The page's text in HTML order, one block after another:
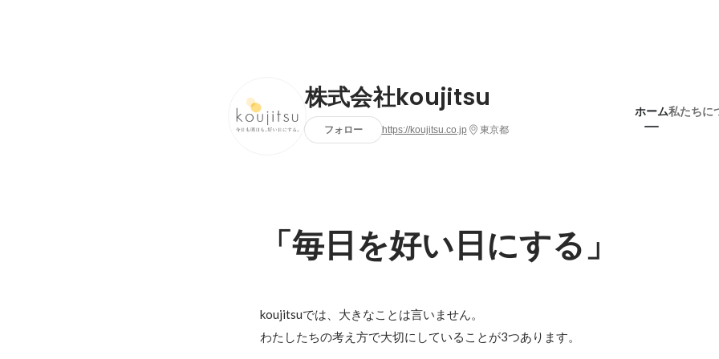
株式会社koujitsu
フォロー https://koujitsu.co.jp 東京都
ホーム私たちに
「毎日を好い日にする」
koujitsuでは、大きなことは言いません。
わたしたちの考え方で大切にしていることが3つあります。